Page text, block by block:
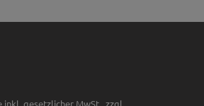
gesetzlicher MwSt., zzgl.